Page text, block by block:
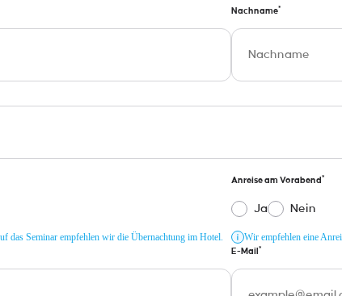
Nachname*
das Seminar empfehlen wir die Übernachtung im Hotel.
Anreise am Vorabend *
Ja Nein
Wir empfehlen eine
E-Mail *